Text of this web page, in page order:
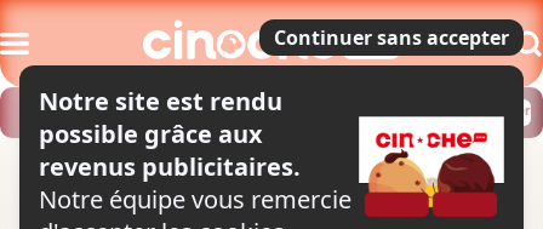
Trouver un horaire Modifier